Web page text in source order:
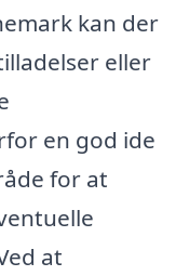
kan der
eller
en god ide
for at
at